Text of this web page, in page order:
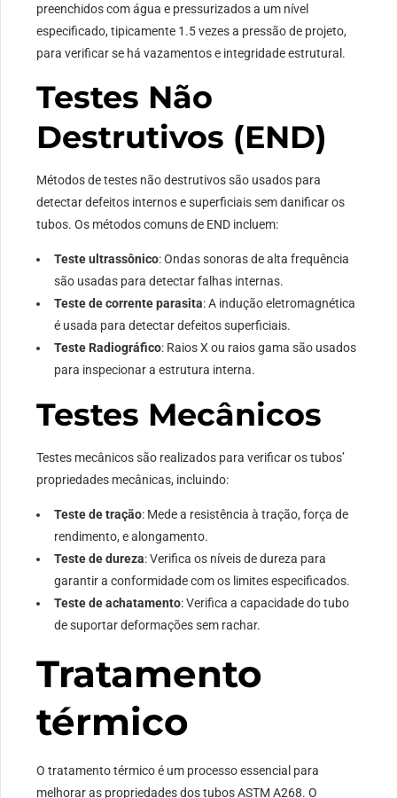
preenchidos com água e pressurizados a um nível
especificado, tipicamente 1.5 vezes a pressão de projeto,
para verificar se há vazamentos e integridade estrutural.
Testes Não
Destrutivos (END)
Métodos de testes não destrutivos são usados ​​para
detectar defeitos internos e superficiais sem danificar os
tubos. Os métodos comuns de END incluem:
Teste ultrassônico: Ondas sonoras de alta frequência
são usadas para detectar falhas internas.
Teste de corrente parasita: A indução eletromagnética
é usada para detectar defeitos superficiais.
Teste Radiográfico: Raios X ou raios gama são usados ​​
para inspecionar a estrutura interna.
Testes Mecânicos
Testes mecânicos são realizados para verificar os tubos’
propriedades mecânicas, incluindo:
Teste de tração: Mede a resistência à tração, força de
rendimento, e alongamento.
Teste de dureza: Verifica os níveis de dureza para
garantir a conformidade com os limites especificados.
Teste de achatamento: Verifica a capacidade do tubo
de suportar deformações sem rachar.
Tratamento
térmico
O tratamento térmico é um processo essencial para
melhorar as propriedades dos tubos ASTM A268. O